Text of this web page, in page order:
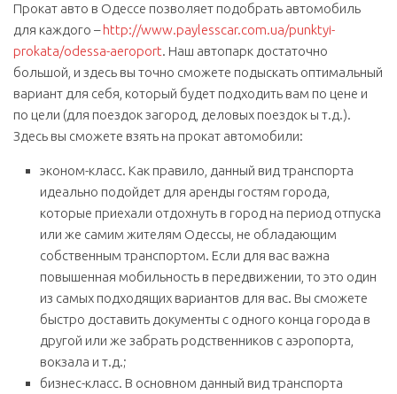
Прокат авто в Одессе позволяет подобрать автомобиль
для каждого –http://www.paylesscar.com.ua/punktyi-
prokata/odessa-aeroport. Наш автопарк достаточно
большой, и здесь вы точно сможете подыскать оптимальный
вариант для себя, который будет подходить вам по цене и
по цели (для поездок загород, деловых поездок ы т.д.).
Здесь вы сможете взять на прокат автомобили:
эконом-класс. Как правило, данный вид транспорта
идеально подойдет для аренды гостям города,
которые приехали отдохнуть в город на период отпуска
или же самим жителям Одессы, не обладающим
собственным транспортом. Если для вас важна
повышенная мобильность в передвижении, то это один
из самых подходящих вариантов для вас. Вы сможете
быстро доставить документы с одного конца города в
другой или же забрать родственников с аэропорта,
вокзала и т.д.;
бизнес-класс. В основном данный вид транспорта